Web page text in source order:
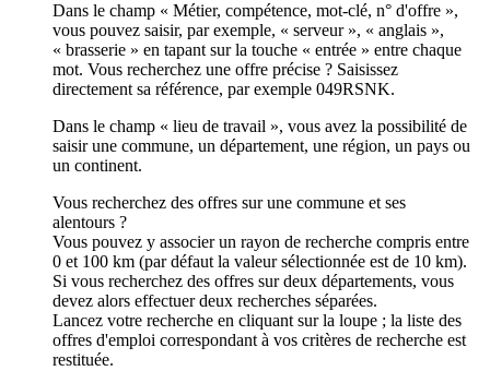
Dans le champ « Métier, compétence, mot-clé, n° d'offre »,
vous pouvez saisir, par exemple, « serveur », « anglais »,
« brasserie » en tapant sur la touche « entrée » entre chaque
mot. Vous recherchez une offre précise ? Saisissez
directement sa référence, par exemple 049RSNK.
Dans le champ « lieu de travail », vous avez la possibilité de
saisir une commune, un département, une région, un pays ou
un continent.
Vous recherchez des offres sur une commune et ses
alentours ?
Vous pouvez y associer un rayon de recherche compris entre
0 et 100 km (par défaut la valeur sélectionnée est de 10 km).
Si vous recherchez des offres sur deux départements, vous
devez alors effectuer deux recherches séparées.
Lancez votre recherche en cliquant sur la loupe ; la liste des
offres d'emploi correspondant à vos critères de recherche est
restituée.